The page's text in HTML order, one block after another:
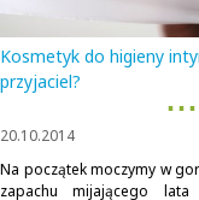
Kosmetyk do higieny
przyjaciel?
▪ ▪ ▪
20.10.2014
Na początek moczymy w
zapachu mijającego